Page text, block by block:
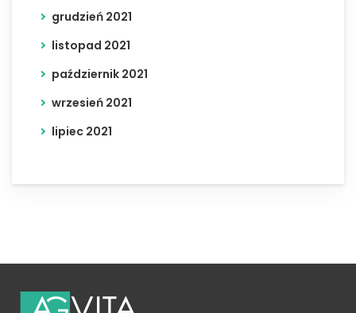
grudzień 2021
listopad 2021
październik 2021
wrzesień 2021
lipiec 2021